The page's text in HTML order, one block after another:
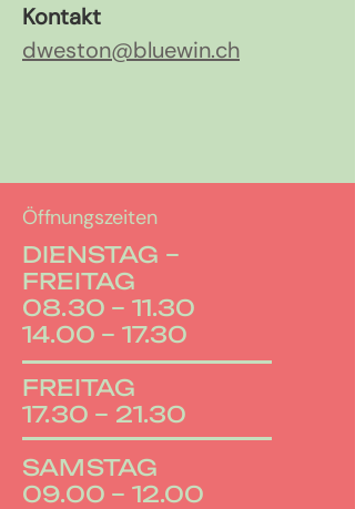
Kontakt
dweston@bluewin.ch
Öffnungszeiten
DIENSTAG –
FREITAG
08.30 – 11.30
14.00 – 17.30
FREITAG
17.30 – 21.30
SAMSTAG
09.00 – 12.00